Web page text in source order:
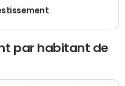
par habitant de